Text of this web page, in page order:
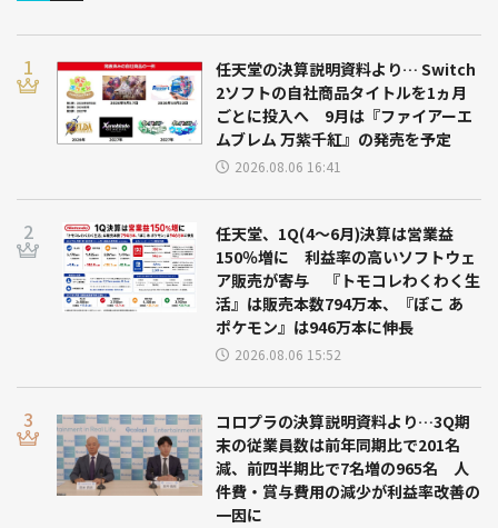
任天堂の決算説明資料より… Switch
2ソフトの自社商品タイトルを1ヵ月
ごとに投入へ 9月は『ファイアーエ
ムブレム 万紫千紅』の発売を予定
2026.08.06 16:41
任天堂、1Q(4～6月)決算は営業益
150％増に 利益率の高いソフトウェ
ア販売が寄与 『トモコレわくわく生
活』は販売本数794万本、『ぽこ あ
ポケモン』は946万本に伸長
2026.08.06 15:52
コロプラの決算説明資料より…3Q期
末の従業員数は前年同期比で201名
減、前四半期比で7名増の965名 人
件費・賞与費用の減少が利益率改善の
一因に